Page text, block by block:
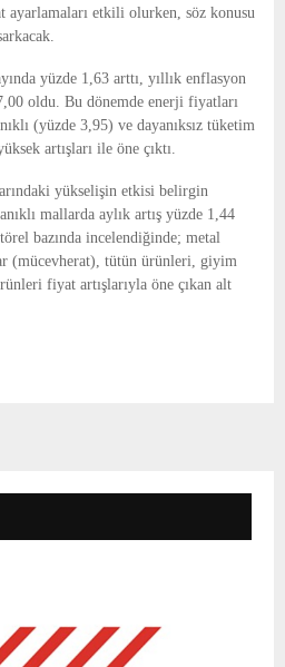
ayarlamaları etkili olurken, söz konusu
yüzde 1,63 arttı, yıllık enflasyon
oldu. Bu dönemde enerji fiyatları
(yüzde 3,95) ve dayanıksız tüketim
artışları ile öne çıktı.
yükselişin etkisi belirgin
mallarda aylık artış yüzde 1,44
bazında incelendiğinde; metal
(mücevherat), tütün ürünleri, giyim
fiyat artışlarıyla öne çıkan alt